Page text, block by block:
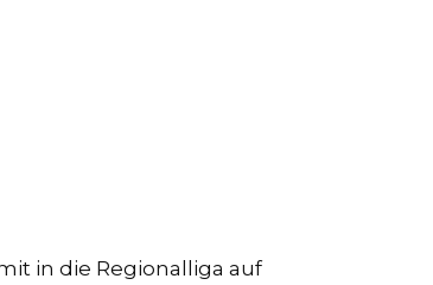
in die Regionalliga auf